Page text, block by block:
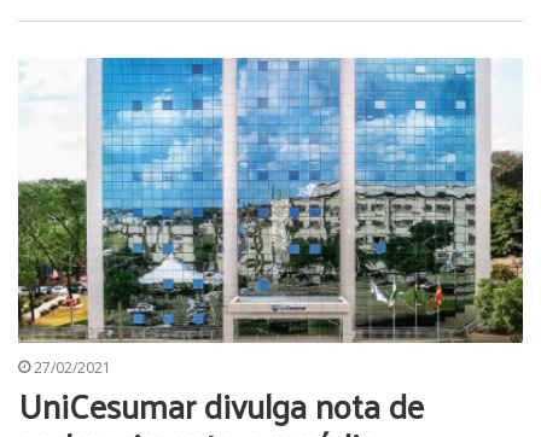
27/02/2021
UniCesumar divulga nota de